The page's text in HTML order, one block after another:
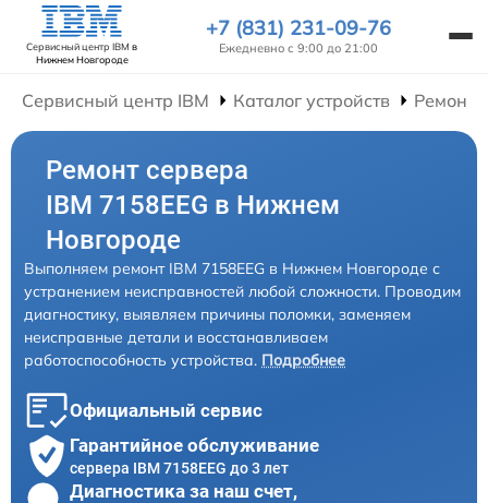
Сервисный центр IBM в
Нижнем Новгороде
+7 (831) 231-09-76
Ежедневно с 9:00 до 21:00
Сервисный центр IBM Каталог устройств Ремонт
Ремонт сервера
IBM 7158EEG в Нижнем
Новгороде
Выполняем ремонт IBM 7158EEG в Нижнем Новгороде с
устранением неисправностей любой сложности. Проводим
диагностику, выявляем причины поломки, заменяем
неисправные детали и восстанавливаем
работоспособность устройства. Подробнее
Официальный сервис
Гарантийное обслуживание
сервера IBM 7158EEG до 3 лет
Диагностика за наш счет,